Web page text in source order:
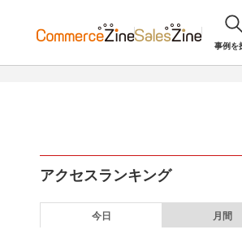
事例を
アクセスランキング
今日 月間